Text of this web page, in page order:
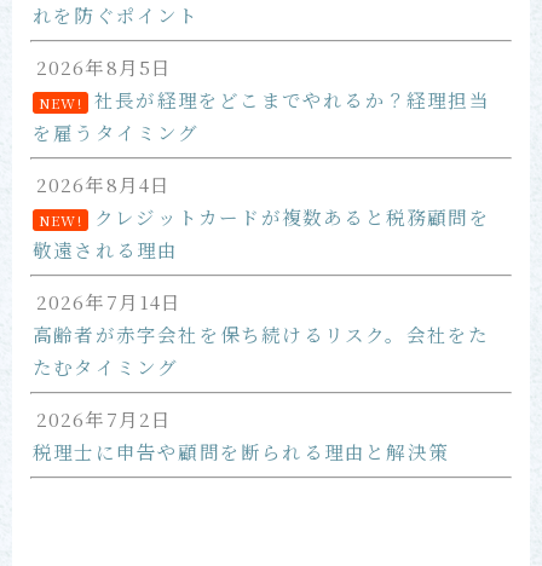
れを防ぐポイント
2026年8月5日
NEW! 社長が経理をどこまでやれるか？経理担当
を雇うタイミング
2026年8月4日
NEW! クレジットカードが複数あると税務顧問を
敬遠される理由
2026年7月14日
高齢者が赤字会社を保ち続けるリスク。会社をた
たむタイミング
2026年7月2日
税理士に申告や顧問を断られる理由と解決策